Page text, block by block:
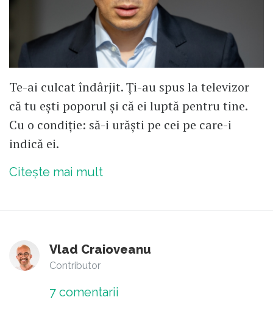
Te-ai culcat îndârjit. Ți-au spus la televizor
că tu ești poporul și că ei luptă pentru tine.
Cu o condiție: să-i urăști pe cei pe care-i
indică ei.
Citește mai mult
Vlad Craioveanu
Contributor
7 comentarii